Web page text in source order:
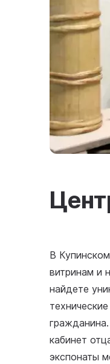
В
витринам и
найдете
кабинет
экспонаты